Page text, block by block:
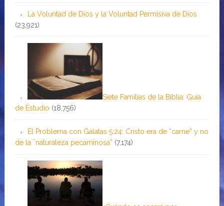
La Voluntad de Dios y la Voluntad Permisiva de Dios
(23,921)
Siete Familias de la Biblia: Guía
de Estudio (18,756)
El Problema con Gálatas 5:24: Cristo era de “carne” y no
de la ¨naturaleza pecaminosa” (7,174)